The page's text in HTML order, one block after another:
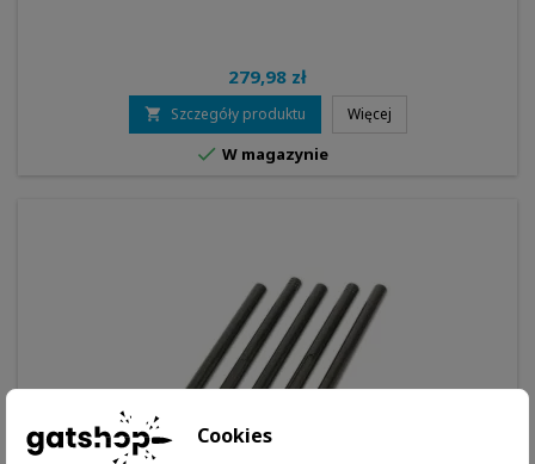
279,98 zł
 Szczegóły produktu Więcej
 W magazynie
Cookies